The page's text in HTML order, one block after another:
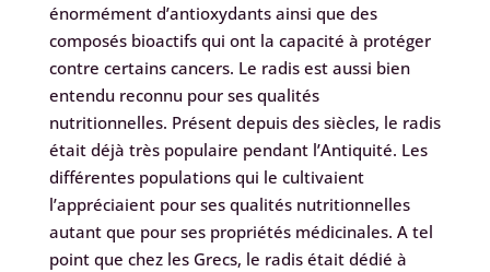
énormément d’antioxydants ainsi que des
composés bioactifs qui ont la capacité à protéger
contre certains cancers. Le radis est aussi bien
entendu reconnu pour ses qualités
nutritionnelles. Présent depuis des siècles, le radis
était déjà très populaire pendant l’Antiquité. Les
différentes populations qui le cultivaient
l’appréciaient pour ses qualités nutritionnelles
autant que pour ses propriétés médicinales. A tel
point que chez les Grecs, le radis était dédié à